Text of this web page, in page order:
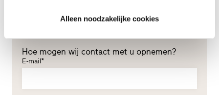
Alleen noodzakelijke cookies
Hoe mogen wij contact met u opnemen?
E-mail*